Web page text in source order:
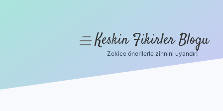
menüyüKeskin Fikirler Blogu
Zekice önerilerle zihnini uyandır!